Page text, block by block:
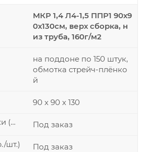
МКР 1,4 Л4-1,5 ППР1 90х9
0х130см, верх сборка, н
из труба, 160г/м2
на поддоне по 150 штук,
обмотка стрейч-плёнко
й
90 x 90 x 130
Под заказ
Цена от 1 упаковки (р./шт.)
Под заказ
шт.)